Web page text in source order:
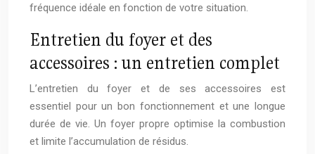
fréquence idéale en fonction de votre situation.
Entretien du foyer et des
accessoires : un entretien complet
L’entretien du foyer et de ses accessoires est
essentiel pour un bon fonctionnement et une longue
durée de vie. Un foyer propre optimise la combustion
et limite l’accumulation de résidus.